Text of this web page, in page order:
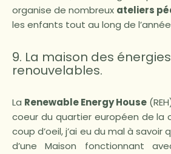
organise de nombreux ateliers
les enfants tout au long de
9. La maison des énergies
renouvelables.
La Renewable Energy House
coeur du quartier européen de la
coup d’oeil, j’ai eu du mal à savoir
d’une Maison fonctionnant